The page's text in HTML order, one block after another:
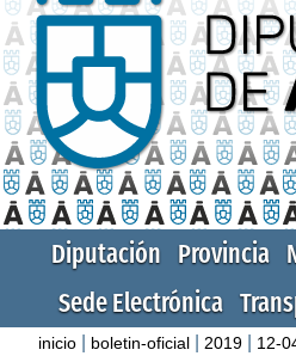
Diputación Provincia
Sede Electrónica
inicio boletin-oficial 2019 12-